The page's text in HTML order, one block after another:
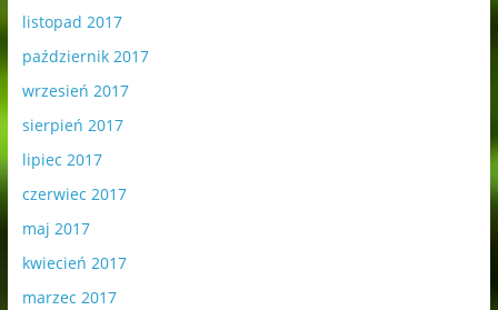
listopad 2017
październik 2017
wrzesień 2017
sierpień 2017
lipiec 2017
czerwiec 2017
maj 2017
kwiecień 2017
marzec 2017